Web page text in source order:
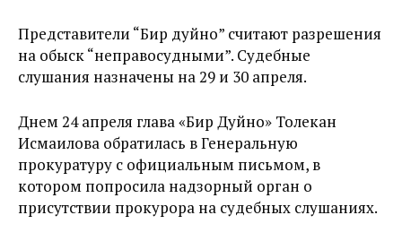
Представители “Бир дуйно” считают разрешения
на обыск “неправосудными”. Судебные
слушания назначены на 29 и 30 апреля.
Днем 24 апреля глава «Бир Дуйно» Толекан
Исмаилова обратилась в Генеральную
прокуратуру с официальным письмом, в
котором попросила надзорный орган о
присутствии прокурора на судебных слушаниях.